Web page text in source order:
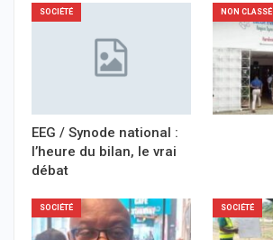
SOCIÉTÉ
EEG / Synode national :
l’heure du bilan, le vrai
débat
NON CLASSÉ
SOCIÉTÉ SOCIÉTÉ